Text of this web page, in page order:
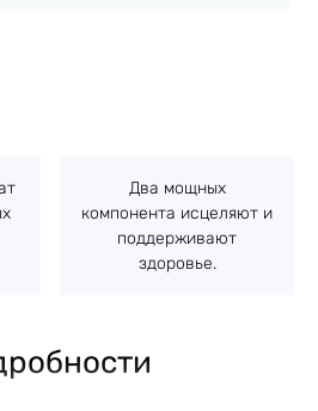
Два мощных
компонента исцеляют и
поддерживают
здоровье.